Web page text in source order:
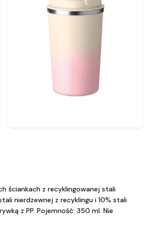
ściankach z recyklingowanej stali
nierdzewnej z recyklingu i 10% stali
z PP. Pojemność: 350 ml. Nie